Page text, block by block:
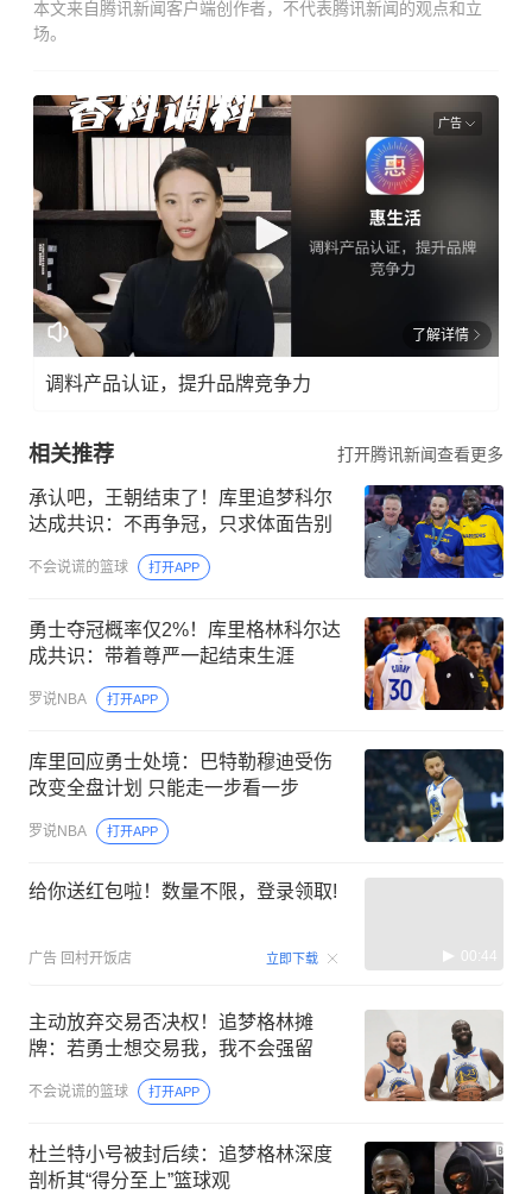
本文来自腾讯新闻客户端创作者，不代表腾讯新闻的观点和立
场。
广告
了解详情
调料产品认证，提升品牌竞争力
相关推荐 打开腾讯新闻查看更多
承认吧，王朝结束了！库里追梦科尔
达成共识：不再争冠，只求体面告别
不会说谎的篮球 打开APP
勇士夺冠概率仅2%！库里格林科尔达
成共识：带着尊严一起结束生涯
罗说NBA 打开APP
库里回应勇士处境：巴特勒穆迪受伤
改变全盘计划 只能走一步看一步
罗说NBA 打开APP
给你送红包啦！数量不限，登录领取!
广告 回村开饭店 立即下载 00:44
主动放弃交易否决权！追梦格林摊
牌：若勇士想交易我，我不会强留
不会说谎的篮球 打开APP
杜兰特小号被封后续：追梦格林深度
剖析其“得分至上”篮球观